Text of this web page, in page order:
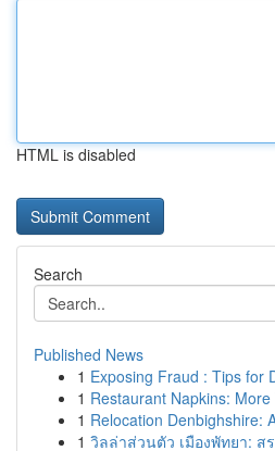
HTML is disabled
Search
Published News
1 Exposing Fraud : Tips for
1 Restaurant Napkins:
1 Relocation Denbighshire:
1 วิลล่าส่วนตัว เมืองพัทยา: ส